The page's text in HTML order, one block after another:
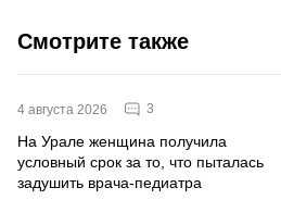
Смотрите также
4 августа 2026 3
На Урале женщина получила
условный срок за то, что пыталась
задушить врача-педиатра